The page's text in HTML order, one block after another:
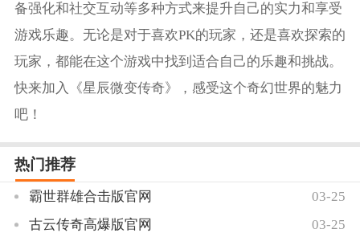
备强化和社交互动等多种方式来提升自己的实力和享受
游戏乐趣。无论是对于喜欢PK的玩家，还是喜欢探索的
玩家，都能在这个游戏中找到适合自己的乐趣和挑战。
快来加入《星辰微变传奇》，感受这个奇幻世界的魅力
吧！
热门推荐
霸世群雄合击版官网
03-25
古云传奇高爆版官网
03-25